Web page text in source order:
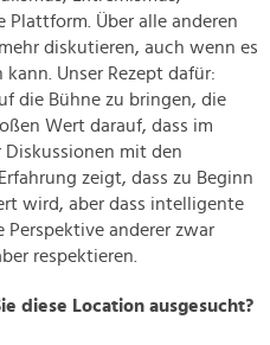
Plattform. Über alle anderen
diskutieren, auch wenn es
Unser Rezept dafür:
die Bühne zu bringen, die
Wert darauf, dass im
Diskussionen mit den
zeigt, dass zu Beginn
wird, aber dass intelligente
Perspektive anderer zwar
respektieren.
diese Location ausgesucht?